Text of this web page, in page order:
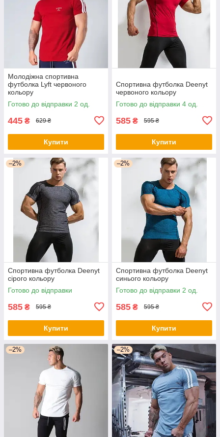
Молодіжна спортивна
футболка Lyft червоного
кольору
Готово до відправки 2 од.
445 ₴ 629 ₴
Купити
Спортивна футболка Deenyt
червоного кольору
Готово до відправки 4 од.
585 ₴ 595 ₴
Купити
–2%
Спортивна футболка Deenyt
сірого кольору
Готово до відправки
585 ₴ 595 ₴
Купити
–2%
Спортивна футболка Deenyt
синього кольору
Готово до відправки 2 од.
585 ₴ 595 ₴
Купити
–2% –2%